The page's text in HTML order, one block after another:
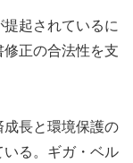
起されているに
正の合法性を支
成長と環境保護の
る。ギガ・ベル